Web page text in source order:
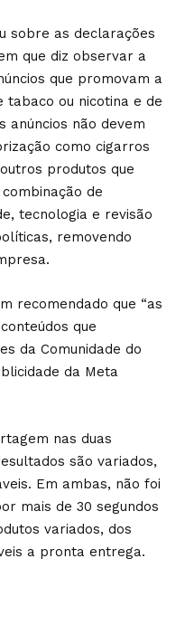
sobre as declarações
que diz observar a
que promovam a
tabaco ou nicotina e de
anúncios não devem
como cigarros
produtos que
de
tecnologia e revisão
removendo
recomendado que “as
que
da Comunidade do
da Meta
nas duas
são variados,
Em ambas, não foi
mais de 30 segundos
variados, dos
a pronta entrega.